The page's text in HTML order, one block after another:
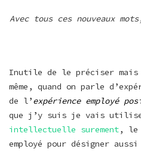
Avec tous ces nouveaux
Inutile de le préciser
même, quand on parle
de l’expérience employé
que j’y suis je vais
intellectuelle surement, le
employé pour désigner